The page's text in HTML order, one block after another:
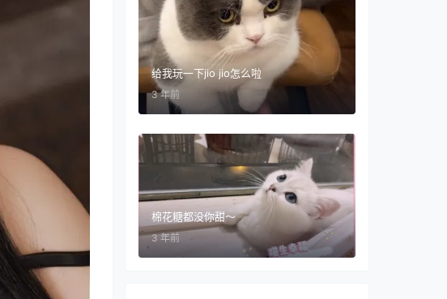
给我玩一下jio jio怎么啦
3 年前
棉花糖都没你甜～
3 年前